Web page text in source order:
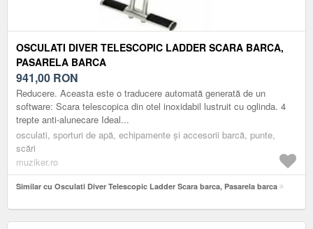
OSCULATI DIVER TELESCOPIC LADDER SCARA BARCA,
PASARELA BARCA
941,00 RON
Reducere. Aceasta este o traducere automată generată de un
software: Scara telescopica din otel inoxidabil lustruit cu oglinda. 4
trepte anti-alunecare Ideal...
osculati, sporturi de apă, echipamente și accesorii barcă, punte,
scări
muziker.ro
Similar cu Osculati Diver Telescopic Ladder Scara barca, Pasarela barca